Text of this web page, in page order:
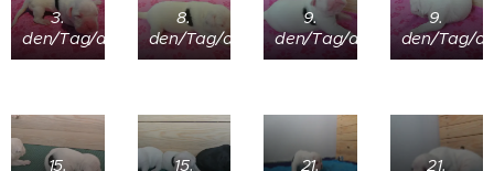
3.
den/Tag/day
8.
den/Tag/day
9.
den/Tag/day
9.
den/Tag/
15.
15.
21.
21.